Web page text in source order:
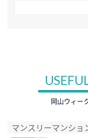
岡山ウィー
マンスリーマンショ